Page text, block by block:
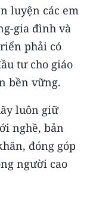
luyện các em
gia đình và
phải có
tư cho giáo
bền vững.
luôn giữ
nghề, bản
đóng góp
người cao